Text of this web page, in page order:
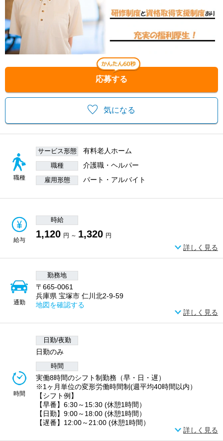
気になる
応募する
職種
サービス形態 有料老人ホーム
職種 介護職・ヘルパー
雇用形態 パート・アルバイト
給与
時給
1,120 円 ～ 1,320 円
詳しく見る
通勤
勤務地
〒665-0061
兵庫県 宝塚市 仁川北2-9-59
地図を確認する
詳しく見る
時間
日勤/夜勤
日勤のみ
時間
実働8時間のシフト制勤務（早・日・遅）
※1ヶ月単位の変形労働時間制(週平均40時間以内）
【シフト例】
【早番】6:30～15:30 (休憩1時間）
【日勤】9:00～18:00 (休憩1時間）
【遅番】12:00～21:00 (休憩1時間）
詳しく見る